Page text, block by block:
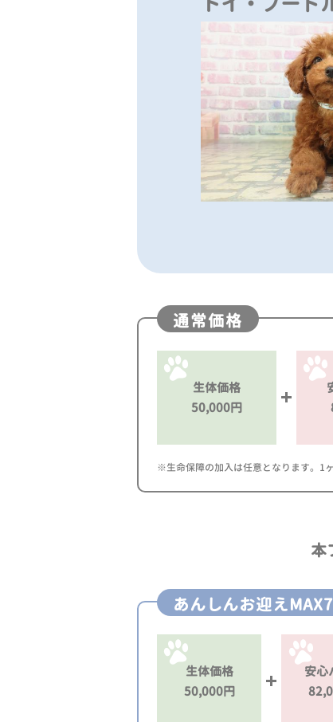
通常価格
生体価格
50,000円
※生命保障の加入は任意となります。1
本
あんしんお迎え
生体価格
50,000円
安心